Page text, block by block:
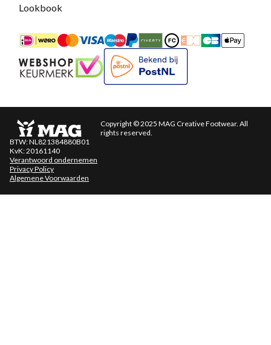
Lookbook
iDEALMastercardBancontact
Maestro
PayPalRiverty/Afterpay
FashionCheque
Overboeking
CarteApple
Keurmerk
Copyright © 2025 MAG Creative Footwear. All
rights reserved.
BTW: NL821384880B01
KvK: 20161140
Verantwoord ondernemen
Privacy Policy
Algemene Voorwaarden